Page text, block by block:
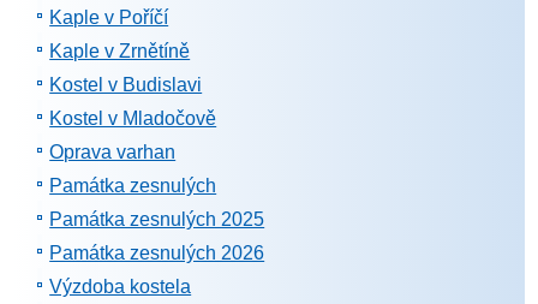
Kaple v Poříčí
Kaple v Zrnětíně
Kostel v Budislavi
Kostel v Mladočově
Oprava varhan
Památka zesnulých
Památka zesnulých 2025
Památka zesnulých 2026
Výzdoba kostela